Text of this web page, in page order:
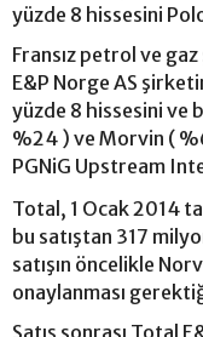
yüzde 8 hissesini
Fransız petrol ve
E&P Norge AS
yüzde 8 hissesini ve
%24 ) ve Morvin (
PGNiG Upstream
Total, 1 Ocak 2014
bu satıştan 317
satışın öncelikle
onaylanması
Satış sonrası Total